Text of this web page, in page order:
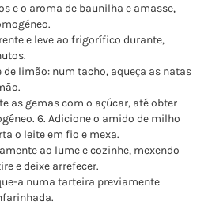
e o aroma de baunilha e amasse,
e leve ao frigorífico durante,
de limão: num tacho, aqueça as natas
as gemas com o açúcar, até obter
6. Adicione o amido de milho
o leite em fio e mexa.
ao lume e cozinhe, mexendo
e deixe arrefecer.
a numa tarteira previamente